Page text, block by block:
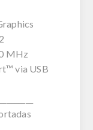
MHz
via USB